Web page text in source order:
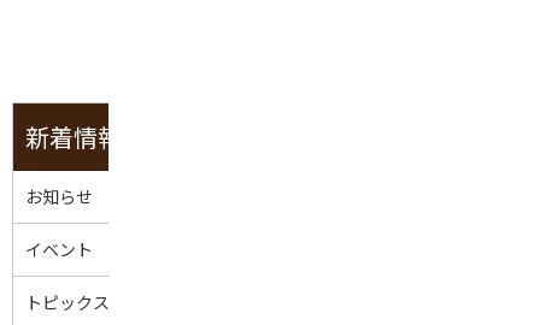
新着情報
お知らせ
イベント
トピックス